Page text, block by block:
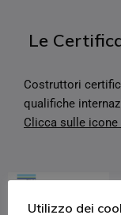
Le
Costruttori
qualifiche
Clicca sulle
Utilizzo dei